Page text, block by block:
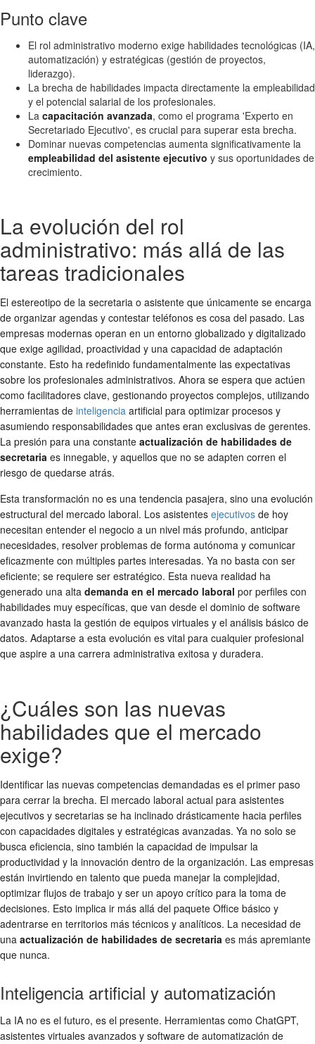
Punto clave
El rol administrativo moderno exige habilidades tecnológicas (IA,
automatización) y estratégicas (gestión de proyectos,
liderazgo).
La brecha de habilidades impacta directamente la empleabilidad
y el potencial salarial de los profesionales.
La capacitación avanzada, como el programa 'Experto en
Secretariado Ejecutivo', es crucial para superar esta brecha.
Dominar nuevas competencias aumenta significativamente la
empleabilidad del asistente ejecutivo y sus oportunidades de
crecimiento.
La evolución del rol
administrativo: más allá de las
tareas tradicionales
El estereotipo de la secretaria o asistente que únicamente se encarga
de organizar agendas y contestar teléfonos es cosa del pasado. Las
empresas modernas operan en un entorno globalizado y digitalizado
que exige agilidad, proactividad y una capacidad de adaptación
constante. Esto ha redefinido fundamentalmente las expectativas
sobre los profesionales administrativos. Ahora se espera que actúen
como facilitadores clave, gestionando proyectos complejos, utilizando
herramientas de inteligencia artificial para optimizar procesos y
asumiendo responsabilidades que antes eran exclusivas de gerentes.
La presión para una constante actualización de habilidades de
secretaria es innegable, y aquellos que no se adapten corren el
riesgo de quedarse atrás.
Esta transformación no es una tendencia pasajera, sino una evolución
estructural del mercado laboral. Los asistentes ejecutivos de hoy
necesitan entender el negocio a un nivel más profundo, anticipar
necesidades, resolver problemas de forma autónoma y comunicar
eficazmente con múltiples partes interesadas. Ya no basta con ser
eficiente; se requiere ser estratégico. Esta nueva realidad ha
generado una alta demanda en el mercado laboral por perfiles con
habilidades muy específicas, que van desde el dominio de software
avanzado hasta la gestión de equipos virtuales y el análisis básico de
datos. Adaptarse a esta evolución es vital para cualquier profesional
que aspire a una carrera administrativa exitosa y duradera.
¿Cuáles son las nuevas
habilidades que el mercado
exige?
Identificar las nuevas competencias demandadas es el primer paso
para cerrar la brecha. El mercado laboral actual para asistentes
ejecutivos y secretarias se ha inclinado drásticamente hacia perfiles
con capacidades digitales y estratégicas avanzadas. Ya no solo se
busca eficiencia, sino también la capacidad de impulsar la
productividad y la innovación dentro de la organización. Las empresas
están invirtiendo en talento que pueda manejar la complejidad,
optimizar flujos de trabajo y ser un apoyo crítico para la toma de
decisiones. Esto implica ir más allá del paquete Office básico y
adentrarse en territorios más técnicos y analíticos. La necesidad de
una actualización de habilidades de secretaria es más apremiante
que nunca.
Inteligencia artificial y automatización
La IA no es el futuro, es el presente. Herramientas como ChatGPT,
asistentes virtuales avanzados y software de automatización de